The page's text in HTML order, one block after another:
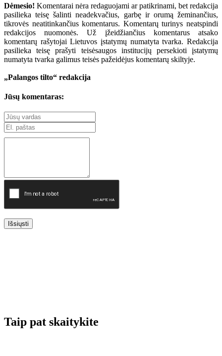
Dėmesio! Komentarai nėra redaguojami ar patikrinami, bet redakcija
pasilieka teisę šalinti neadekvačius, garbę ir orumą žeminančius,
tikrovės neatitinkančius komentarus. Komentarų turinys neatspindi
redakcijos nuomonės. Už įžeidžiančius komentarus atsako
komentarų rašytojai Lietuvos įstatymų numatyta tvarka. Redakcija
pasilieka teisę prašyti teisėsaugos institucijų persekioti įstatymų
numatyta tvarka galimus teisės pažeidėjus komentarų skiltyje.
„Palangos tilto“ redakcija
Jūsų komentaras:
Išsiųsti
Taip pat skaitykite